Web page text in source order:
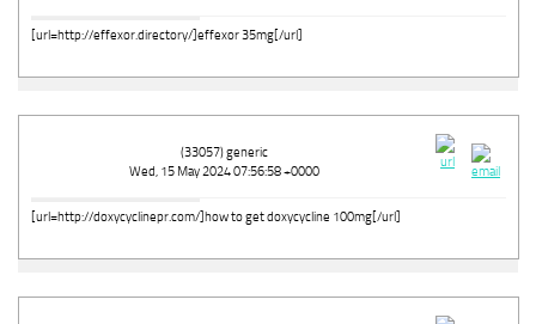
[url=http://effexor.directory/]effexor 35mg[/url]
(33057) generic
Wed, 15 May 2024 07:56:58 +0000
[url=http://doxycyclinepr.com/]how to get doxycycline 100mg[/url]